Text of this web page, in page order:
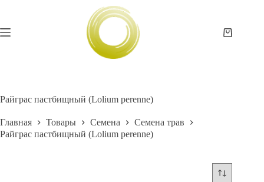
Корзина
Райграс пастбищный (Lolium perenne)
Главная Товары Семена
Семена трав
Райграс пастбищный (Lolium perenne)